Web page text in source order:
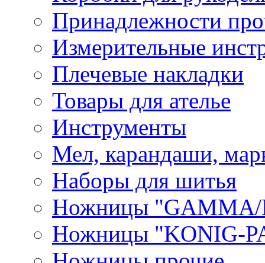
Принадлежности
Измерительные
Плечевые накладки
Товары для ателье
Инструменты
Мел, карандаши,
Наборы для шитья
Ножницы "GAMMA/
Ножницы "KONIG-